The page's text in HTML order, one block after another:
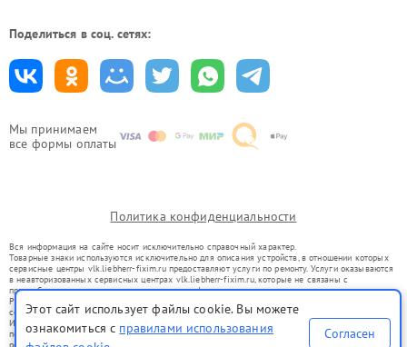
Мы принимаем
все формы оплаты
Поделиться в соц. сетях:
Политика конфиденциальности
Вся информация на сайте носит исключительно справочный характер.
Товарные знаки используются исключительно для описания устройств, в отношении которых
сервисные центры vlk.liebherr-fixim.ru предоставляют услуги по ремонту. Услуги оказываются
в неавторизованных сервисных центрах vlk.liebherr-fixim.ru, которые не связаны с
правообладателями товарных знаков или их официальными представителями.
Ремонт осуществляется для устройств, уже введенных в гражданский оборот в соответствии
со статьей 1487 ГК РФ.
Использование товарных знаков не преследует цели индивидуализации услуг или введения
потребителей в заблуждение, а служит для информирования о предоставляемых услугах по
Этот сайт использует файлы cookie. Вы можете
ознакомиться с правилами использования
Согласен